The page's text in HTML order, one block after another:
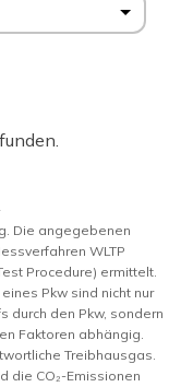
Die angegebenen
WLTP
Procedure) ermittelt.
Pkw sind nicht nur
durch den Pkw, sondern
Faktoren abhängig.
Treibhausgas.
die CO₂-Emissionen